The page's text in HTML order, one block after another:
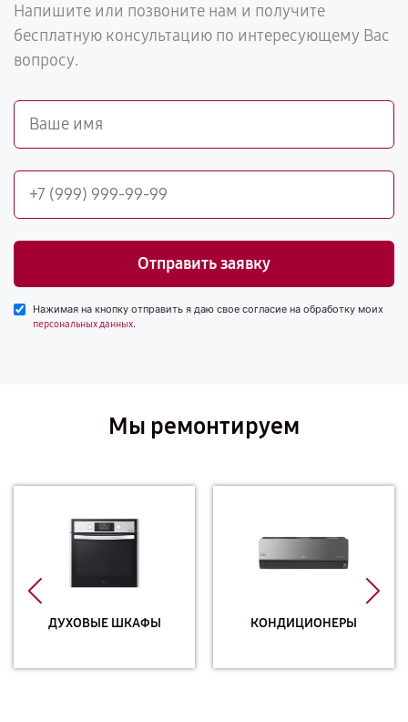
Напишите или позвоните нам и получите
бесплатную консультацию по интересующему Вас
вопросу.
Отправить заявку
Нажимая на кнопку отправить я даю свое согласие на обработку моих
персональных данных.
Мы ремонтируем
ДУХОВЫЕ ШКАФЫ КОНДИЦИОНЕРЫ